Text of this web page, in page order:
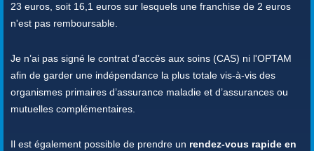
23 euros, soit 16,1 euros sur lesquels une franchise de 2 euros
n'est pas remboursable.
Je n’ai pas signé le contrat d’accès aux soins (CAS) ni l'OPTAM
afin de garder une indépendance la plus totale vis-à-vis des
organismes primaires d’assurance maladie et d’assurances ou
mutuelles complémentaires.
Il est également possible de prendre un rendez-vous rapide en